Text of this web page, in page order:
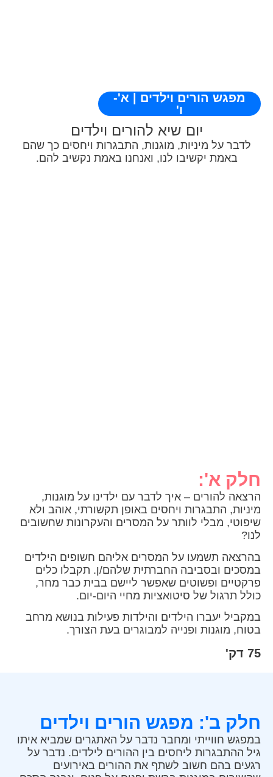
מפגש הורים וילדים | א'-
ו'
יום שיא להורים וילדים
לדבר על מיניות, מוגנות, התבגרות ויחסים כך שהם
באמת יקשיבו לנו, ואנחנו באמת נקשיב להם.
חלק א':
הרצאה להורים – איך לדבר עם ילדינו על מוגנות,
מיניות, התבגרות ויחסים באופן תקשורתי, אוהב ולא
שיפוטי, מבלי לוותר על המסרים והעקרונות שחשובים
לנו?
בהרצאה תשמעו על המסרים אליהם חשופים הילדים
במסכים ובסביבה החברתית שלהם/ן. תקבלו כלים
פרקטיים ופשוטים שאפשר ליישם בבית כבר מחר,
כולל תרגול של סיטואציות מחיי היום-יום.
במקביל יעברו הילדים והילדות פעילות בנושא מרחב
בטוח, מוגנות ופנייה למבוגרים בעת הצורך.
75 דק'
חלק ב': מפגש הורים וילדים
במפגש חווייתי ומחבר נדבר על האתגרים שמביא איתו
גיל ההתבגרות ליחסים בין ההורים לילדים. נדבר על
רגעים בהם חשוב לשתף את ההורים באירועים